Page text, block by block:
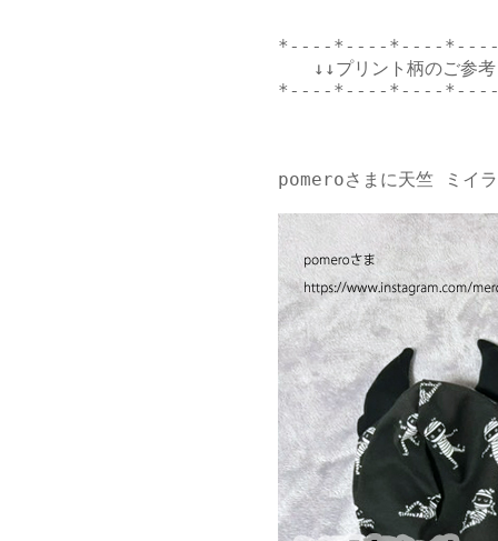
*----*----*----
↓↓プリント柄のご参
*----*----*----
pomeroさま に天竺 ミイ